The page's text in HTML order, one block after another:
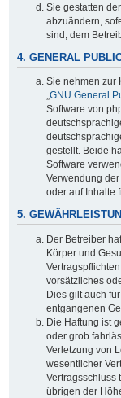
Sie gestatten
abzuändern,
sind, dem
4. GENERAL
Sie nehmen zur
„GNU General
Software von
gestellt. Beide
Software
Verwendung
oder auf Inhalte
5.
Der Betreiber
Körper und
vorsätzliches
Dies gilt auch
entgangenen
Die Haftung ist
oder grob
Verletzung von
wesentlicher
Vertragsschluss
übrigen der